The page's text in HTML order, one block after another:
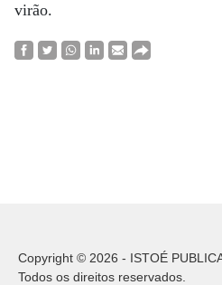
virão.
Copyright © 2026 - ISTOÉ
Todos os direitos reservados.